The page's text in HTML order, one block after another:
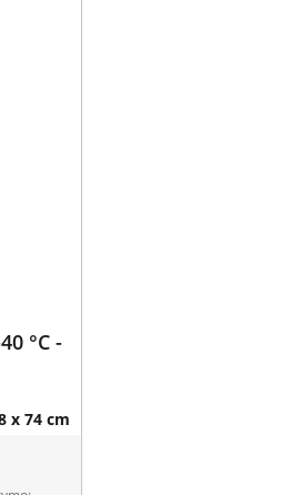
°C -
x 74 cm